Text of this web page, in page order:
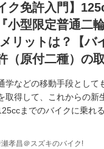
ク免許入門】
小型限定普通二
リットは？【バ
（原付二種）の
学などの移動手段として
取得して、これからの新
までのバイクに乗れ
孝昌＠スズキのバイク!